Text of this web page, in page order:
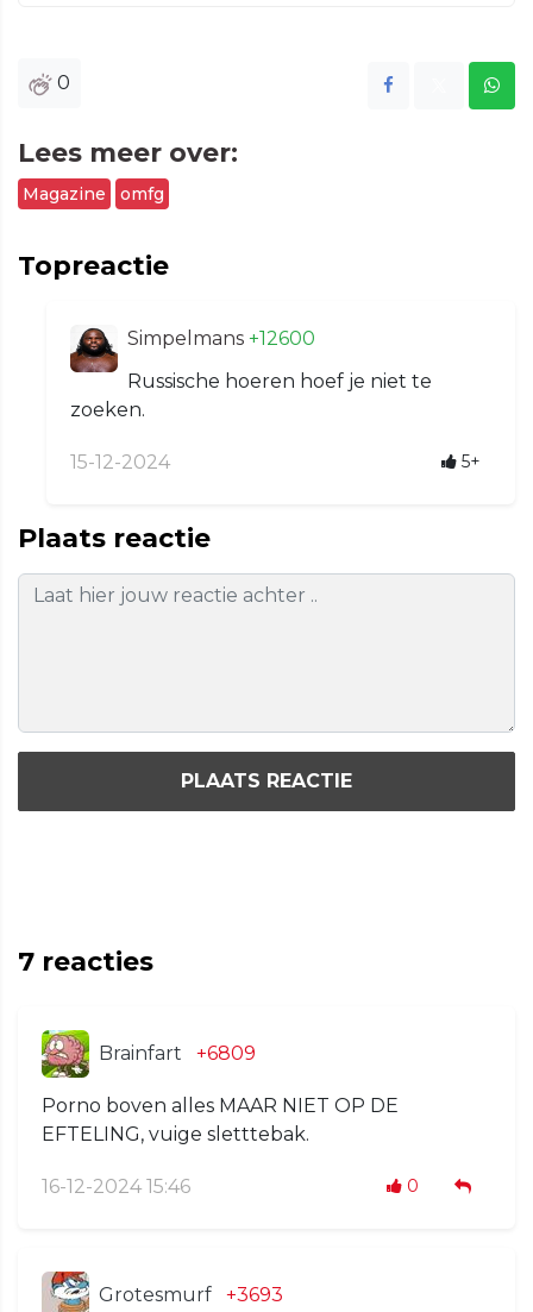
0
Lees meer over:
Magazine omfg
Topreactie
Simpelmans +12600
Russische hoeren hoef je niet te
zoeken.
15-12-2024 5+
Plaats reactie
PLAATS REACTIE
7 reacties
Brainfart +6809
Porno boven alles MAAR NIET OP DE
EFTELING, vuige sletttebak.
16-12-2024 15:46 0
Grotesmurf +3693